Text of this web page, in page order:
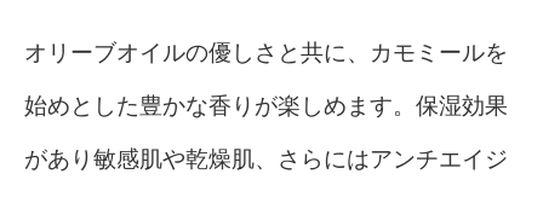
オリーブオイルの優しさと共に、カモミールを
始めとした豊かな香りが楽しめます。保湿効果
があり敏感肌や乾燥肌、さらにはアンチエイジ